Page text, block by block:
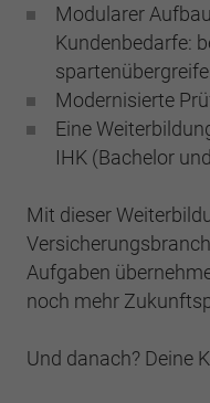
Modularer
Kundenbedarfe:
Modernisierte
Eine
IHK (Bachelor
Mit dieser
Aufgaben
noch mehr
Und danach? Deine
Anbieter BWV
Laufzeit
Zweck
Name _gid
Anbieter Google
Laufzeit 1 Tag
Zweck
wird,